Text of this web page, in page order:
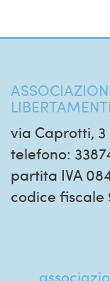
via Caprotti,
telefono:
partita IVA
codice fiscale